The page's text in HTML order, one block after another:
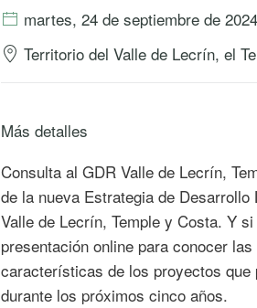
martes, 24 de septiembre de 2024
Territorio del Valle de Lecrín, el
Más detalles
Consulta al GDR Valle de Lecrín,
de la nueva Estrategia de
Valle de Lecrín, Temple y Costa. Y
presentación online para conocer
características de los proyectos que
durante los próximos cinco años.